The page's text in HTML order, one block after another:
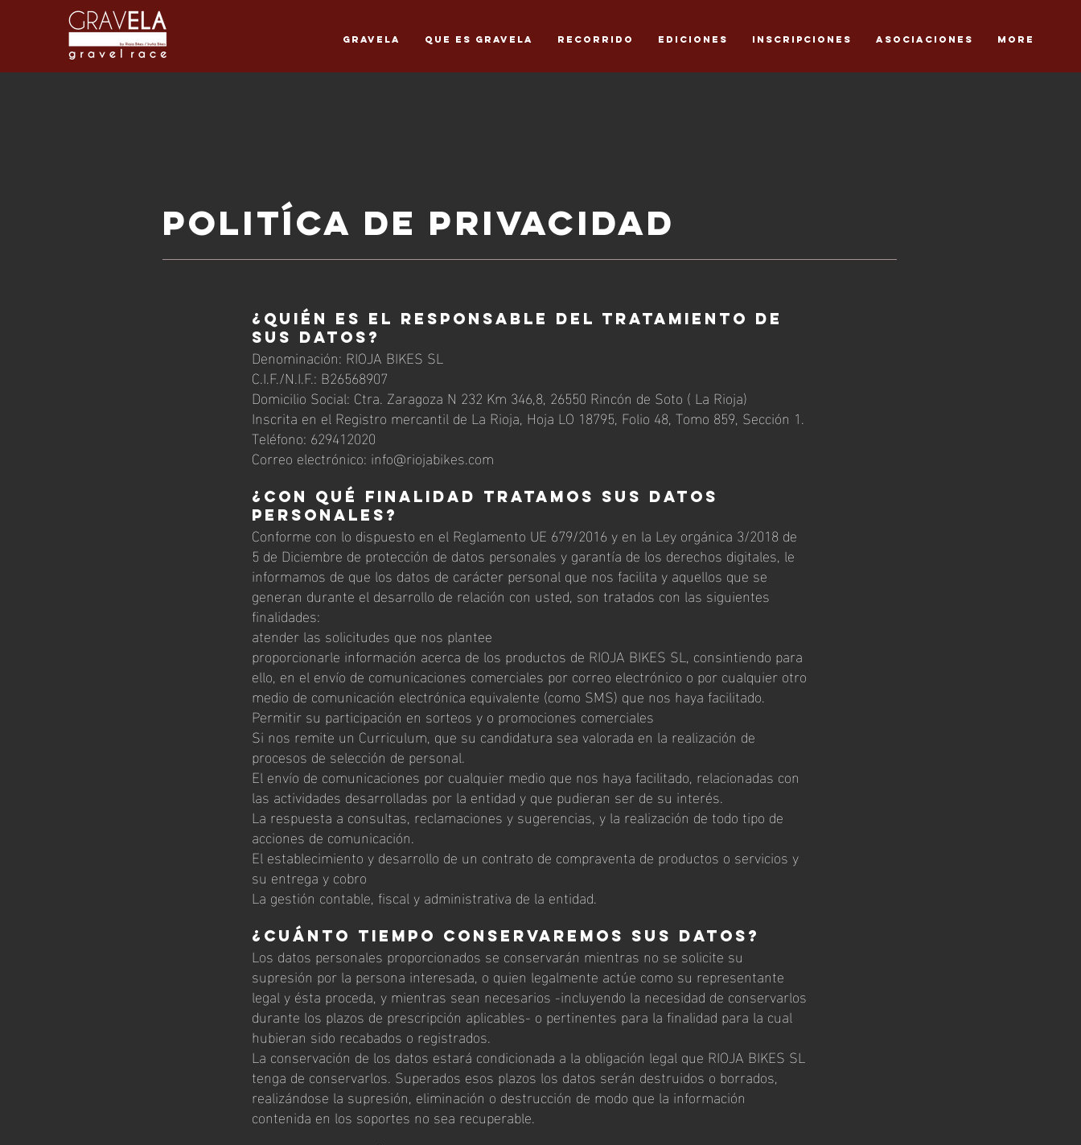
GravELA Que es GravELA Recorrido EDICIONES Inscripciones Asociaciones More
politíca de privacidad
¿QUIÉN ES EL RESPONSABLE DEL TRATAMIENTO DE
SUS DATOS?
Denominación: RIOJA BIKES SL
C.I.F./N.I.F.: B26568907
Domicilio Social: Ctra. Zaragoza N 232 Km 346,8, 26550 Rincón de Soto ( La Rioja)
Inscrita en el Registro mercantil de La Rioja, Hoja LO 18795, Folio 48, Tomo 859, Sección 1.
Teléfono: 629412020
Correo electrónico: info@riojabikes.com
¿CON QUÉ FINALIDAD TRATAMOS SUS DATOS
PERSONALES?
Conforme con lo dispuesto en el Reglamento UE 679/2016 y en la Ley orgánica 3/2018 de
5 de Diciembre de protección de datos personales y garantía de los derechos digitales, le
informamos de que los datos de carácter personal que nos facilita y aquellos que se
generan durante el desarrollo de relación con usted, son tratados con las siguientes
finalidades:
atender las solicitudes que nos plantee
proporcionarle información acerca de los productos de RIOJA BIKES SL, consintiendo para
ello, en el envío de comunicaciones comerciales por correo electrónico o por cualquier otro
medio de comunicación electrónica equivalente (como SMS) que nos haya facilitado.
Permitir su participación en sorteos y o promociones comerciales
Si nos remite un Curriculum, que su candidatura sea valorada en la realización de
procesos de selección de personal.
El envío de comunicaciones por cualquier medio que nos haya facilitado, relacionadas con
las actividades desarrolladas por la entidad y que pudieran ser de su interés.
La respuesta a consultas, reclamaciones y sugerencias, y la realización de todo tipo de
acciones de comunicación.
El establecimiento y desarrollo de un contrato de compraventa de productos o servicios y
su entrega y cobro
La gestión contable, fiscal y administrativa de la entidad.
¿ Cuánto tiempo conservaremos sus datos?
Los datos personales proporcionados se conservarán mientras no se solicite su
supresión por la persona interesada, o quien legalmente actúe como su representante
legal y ésta proceda, y mientras sean necesarios -incluyendo la necesidad de conservarlos
durante los plazos de prescripción aplicables- o pertinentes para la finalidad para la cual
hubieran sido recabados o registrados.
La conservación de los datos estará condicionada a la obligación legal que RIOJA BIKES SL
tenga de conservarlos. Superados esos plazos los datos serán destruidos o borrados,
realizándose la supresión, eliminación o destrucción de modo que la información
contenida en los soportes no sea recuperable.